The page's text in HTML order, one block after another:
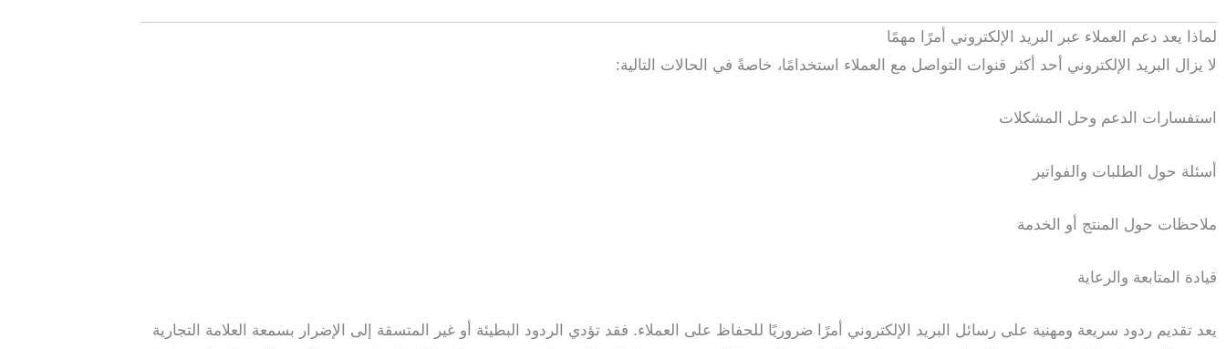
لماذا يعد دعم العملاء عبر البريد الإلكتروني أمرًا مهمًا
لا يزال البريد الإلكتروني أحد أكثر قنوات التواصل مع العملاء استخدامًا، خاصةً في الحالات التالية:
استفسارات الدعم وحل المشكلات
أسئلة حول الطلبات والفواتير
ملاحظات حول المنتج أو الخدمة
قيادة المتابعة والرعاية
يعد تقديم ردود سريعة ومهنية على رسائل البريد الإلكتروني أمرًا ضروريًا للحفاظ على العملاء. فقد تؤدي الردود البطيئة أو غير المتسقة إلى الإضرار بسمعة العلامة التجارية